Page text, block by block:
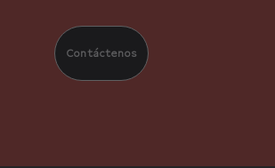
Contáctenos